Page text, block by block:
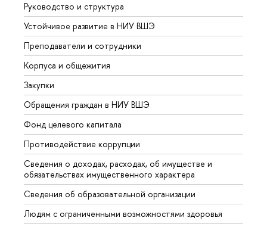
Руководство и структура
Устойчивое развитие в НИУ ВШЭ
Преподаватели и сотрудники
Корпуса и общежития
Закупки
Обращения граждан в НИУ ВШЭ
Фонд целевого капитала
Противодействие коррупции
Сведения о доходах, расходах, об имуществе и
обязательствах имущественного характера
Сведения об образовательной организации
Людям с ограниченными возможностями здоровья